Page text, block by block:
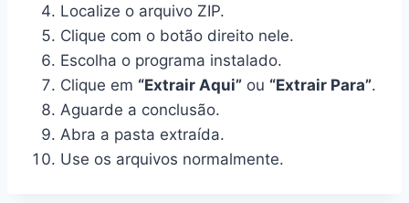
Localize o arquivo ZIP.
Clique com o botão direito nele.
Escolha o programa instalado.
Clique em “Extrair Aqui” ou “Extrair Para”.
Aguarde a conclusão.
Abra a pasta extraída.
Use os arquivos normalmente.